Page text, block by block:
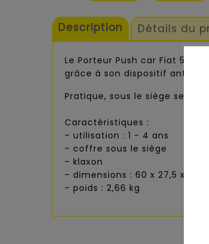
Description Détails du
Le Porteur Push car Fiat 500
grâce à son dispositif anti-
Pratique, sous le siège se
Caractéristiques :
- utilisation : 1 - 4 ans
- coffre sous le siège
- klaxon
- dimensions : 60 x 27,5 x 38
- poids : 2,66 kg